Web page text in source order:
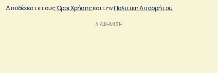
Αποδέχεστε τουςΌροι Χρήσηςκαι τηνΠολιτικη Απορρήτου